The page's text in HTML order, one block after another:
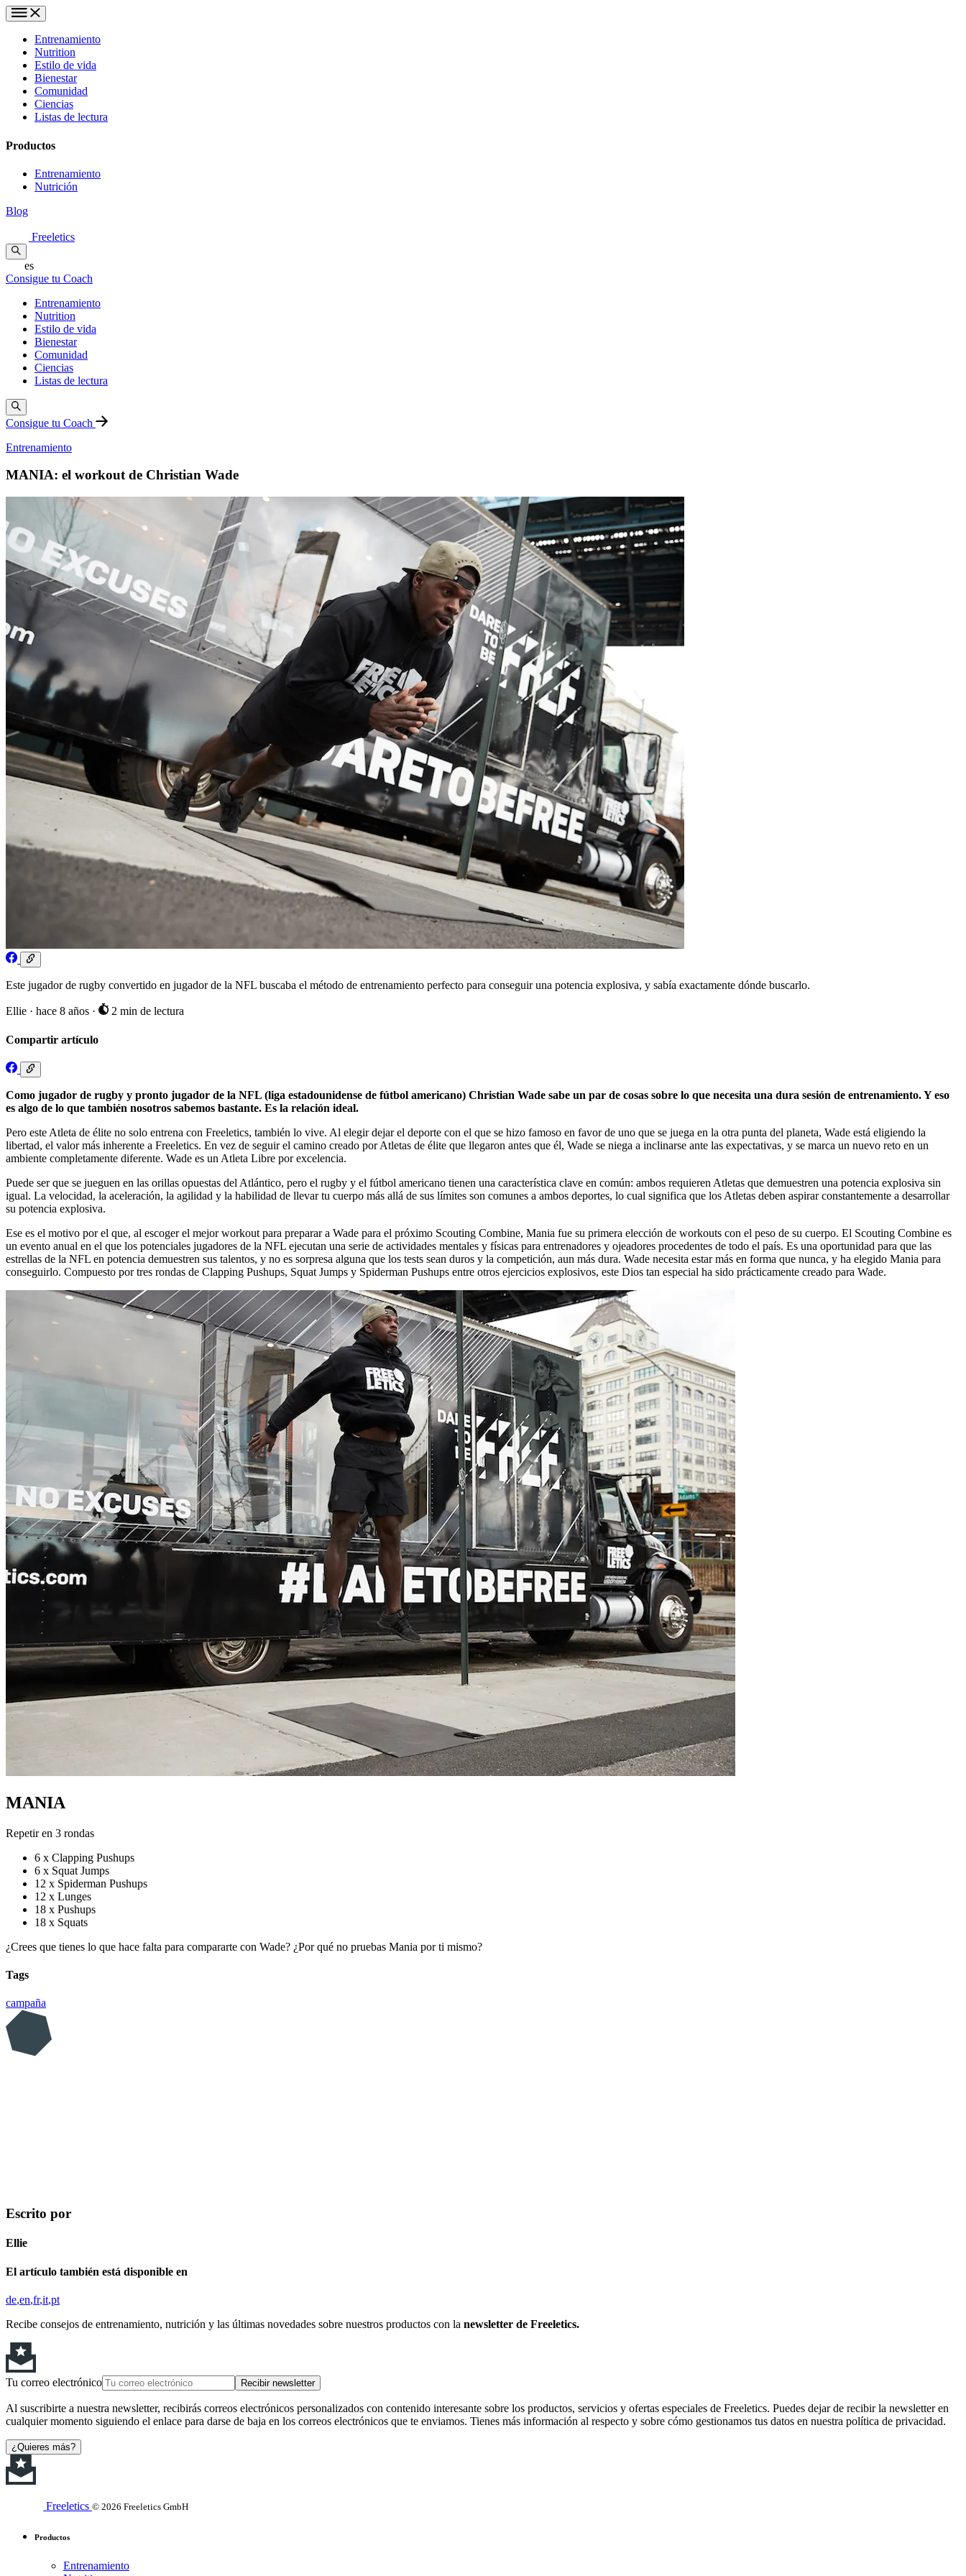
Entrenamiento
Nutrition
Estilo de vida
Bienestar
Comunidad
Ciencias
Listas de lectura
Productos
Entrenamiento
Nutrición
Blog
Freeletics
es
Consigue tu Coach
Entrenamiento
Nutrition
Estilo de vida
Bienestar
Comunidad
Ciencias
Listas de lectura
Consigue tu Coach
Entrenamiento
MANIA: el workout de Christian Wade
Este jugador de rugby convertido en jugador de la NFL buscaba el método de entrenamiento perfecto para conseguir una potencia explosiva, y sabía exactamente dónde buscarlo.
Ellie · hace 8 años · 2 min de lectura
Compartir artículo
Como jugador de rugby y pronto jugador de la NFL (liga estadounidense de fútbol americano) Christian Wade sabe un par de cosas sobre lo que necesita una dura sesión de entrenamiento. Y eso
es algo de lo que también nosotros sabemos bastante. Es la relación ideal.
Pero este Atleta de élite no solo entrena con Freeletics, también lo vive. Al elegir dejar el deporte con el que se hizo famoso en favor de uno que se juega en la otra punta del planeta, Wade está eligiendo la
libertad, el valor más inherente a Freeletics. En vez de seguir el camino creado por Atletas de élite que llegaron antes que él, Wade se niega a inclinarse ante las expectativas, y se marca un nuevo reto en un
ambiente completamente diferente. Wade es un Atleta Libre por excelencia.
Puede ser que se jueguen en las orillas opuestas del Atlántico, pero el rugby y el fútbol americano tienen una característica clave en común: ambos requieren Atletas que demuestren una potencia explosiva sin
igual. La velocidad, la aceleración, la agilidad y la habilidad de llevar tu cuerpo más allá de sus límites son comunes a ambos deportes, lo cual significa que los Atletas deben aspirar constantemente a desarrollar
su potencia explosiva.
Ese es el motivo por el que, al escoger el mejor workout para preparar a Wade para el próximo Scouting Combine, Mania fue su primera elección de workouts con el peso de su cuerpo. El Scouting Combine es
un evento anual en el que los potenciales jugadores de la NFL ejecutan una serie de actividades mentales y físicas para entrenadores y ojeadores procedentes de todo el país. Es una oportunidad para que las
estrellas de la NFL en potencia demuestren sus talentos, y no es sorpresa alguna que los tests sean duros y la competición, aun más dura. Wade necesita estar más en forma que nunca, y ha elegido Mania para
conseguirlo. Compuesto por tres rondas de Clapping Pushups, Squat Jumps y Spiderman Pushups entre otros ejercicios explosivos, este Dios tan especial ha sido prácticamente creado para Wade.
MANIA
Repetir en 3 rondas
6 x Clapping Pushups
6 x Squat Jumps
12 x Spiderman Pushups
12 x Lunges
18 x Pushups
18 x Squats
¿Crees que tienes lo que hace falta para compararte con Wade? ¿Por qué no pruebas Mania por ti mismo?
Tags
campaña
Escrito por
Ellie
El artículo también está disponible en
de en fr it pt
Recibe consejos de entrenamiento, nutrición y las últimas novedades sobre nuestros productos con la newsletter de Freeletics.
Tu correo electrónico Recibir newsletter
Al suscribirte a nuestra newsletter, recibirás correos electrónicos personalizados con contenido interesante sobre los productos, servicios y ofertas especiales de Freeletics. Puedes dejar de recibir la newsletter en
cualquier momento siguiendo el enlace para darse de baja en los correos electrónicos que te enviamos. Tienes más información al respecto y sobre cómo gestionamos tus datos en nuestra política de privacidad.
¿Quieres más?
Freeletics © 2026 Freeletics GmbH
Productos
Entrenamiento